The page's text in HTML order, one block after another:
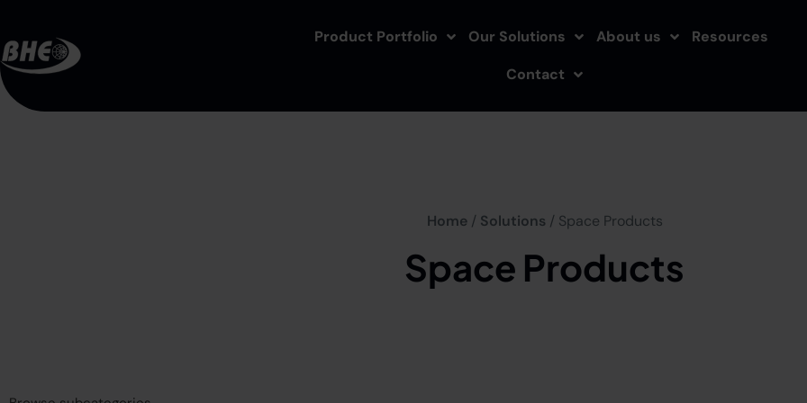
Product Portfolio Our Solutions About us
Resources
Contact
Home/ Solutions / Space Products
Space Products